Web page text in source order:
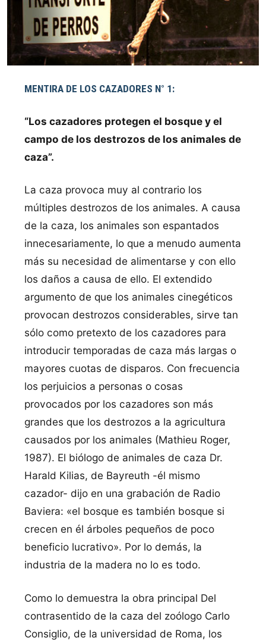
MENTIRA DE LOS CAZADORES N° 1:
“Los cazadores protegen el bosque y el
campo de los destrozos de los animales de
caza”.
La caza provoca muy al contrario los
múltiples destrozos de los animales. A causa
de la caza, los animales son espantados
innecesariamente, lo que a menudo aumenta
más su necesidad de alimentarse y con ello
los daños a causa de ello. El extendido
argumento de que los animales cinegéticos
provocan destrozos considerables, sirve tan
sólo como pretexto de los cazadores para
introducir temporadas de caza más largas o
mayores cuotas de disparos. Con frecuencia
los perjuicios a personas o cosas
provocados por los cazadores son más
grandes que los destrozos a la agricultura
causados por los animales (Mathieu Roger,
1987). El biólogo de animales de caza Dr.
Harald Kilias, de Bayreuth -él mismo
cazador- dijo en una grabación de Radio
Baviera: «el bosque es también bosque si
crecen en él árboles pequeños de poco
beneficio lucrativo». Por lo demás, la
industria de la madera no lo es todo.
Como lo demuestra la obra principal Del
contrasentido de la caza del zoólogo Carlo
Consiglio, de la universidad de Roma, los